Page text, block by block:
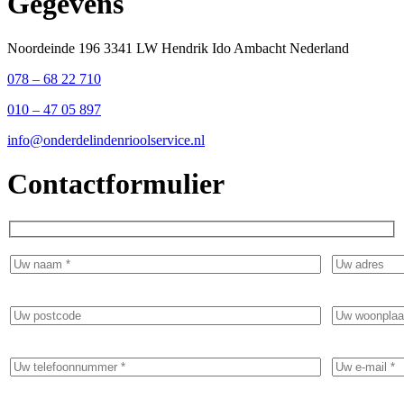
Noordeinde 196 3341 LW Hendrik Ido Ambacht Nederland
078 – 68 22 710
010 – 47 05 897
info@onderdelindenrioolservice.nl
Contactformulier